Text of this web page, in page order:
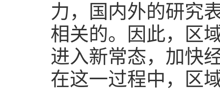
力，国内外的研究
相关的。因此，区
进入新常态，加快
在这一过程中，区